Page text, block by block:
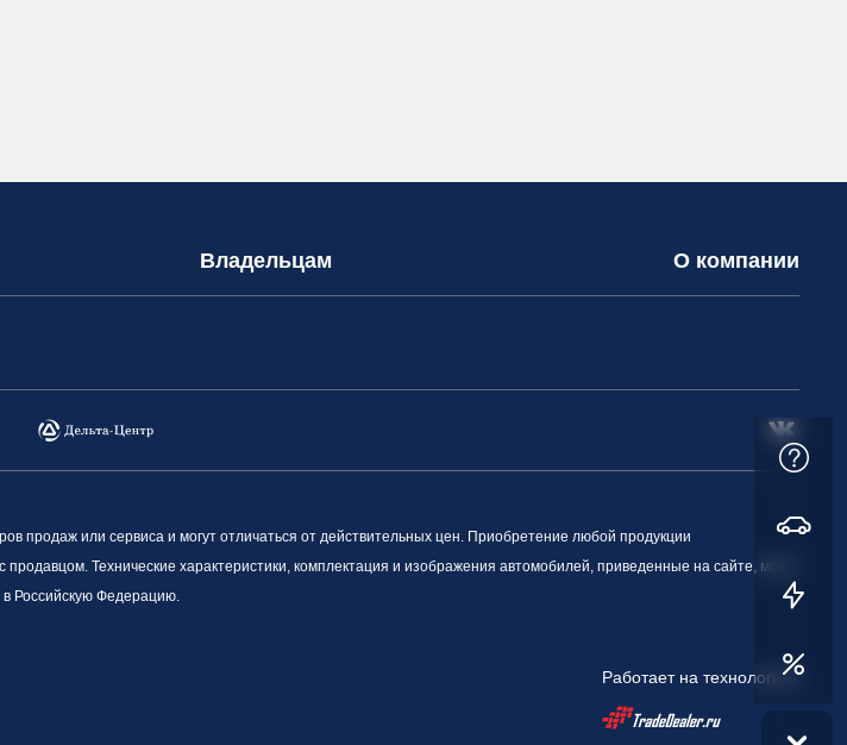
Владельцам О компании
или сервиса и могут отличаться от действительных цен. Приобретение любой продукции
Технические характеристики, комплектация и изображения автомобилей, приведенные на сайте, могут
в Российскую Федерацию.
Работает на технологиях